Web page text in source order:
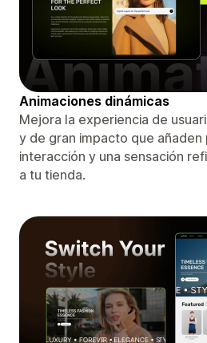
Animaciones dinámicas
Mejora la experiencia de
y de gran impacto que
interacción y una sensación
a tu tienda.